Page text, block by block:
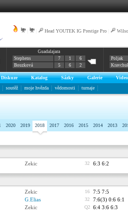
Head YOUTEK IG Prestige Pro
Guadalajara
Stephens
7 1
6
Bouzková
5 6 2
Poljak
Diskuze Katalog Sázky Galerie Video
soutěž moje hvězda vědomosti turnaje
2020 2019 2018 2017 2016 2015 2014 2013
Zekic 32 6:3 6:2
Zekic 16 7:5 7:5
G.Elias 32 7:6(3) 0:6 6:1
Zekic Q2 6:4 3:6 6:3